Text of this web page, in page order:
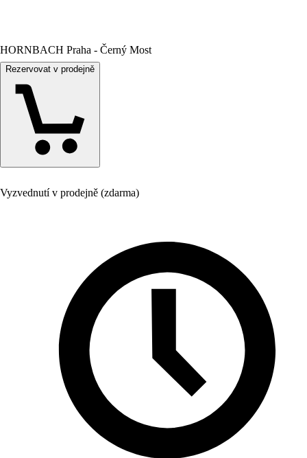
HORNBACH Praha - Černý Most
Rezervovat v prodejně
Vyzvednutí v prodejně (zdarma)